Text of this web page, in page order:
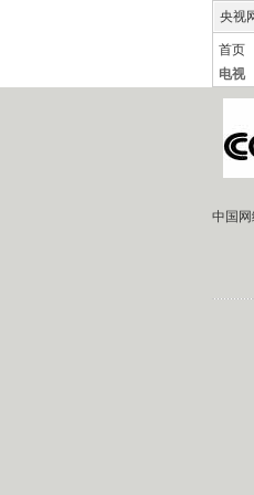
央视
首页
电视
中国